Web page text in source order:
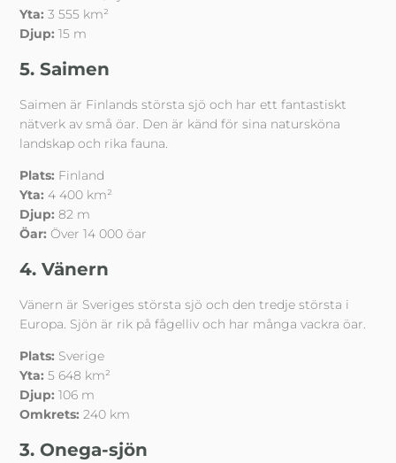
Yta: 3 555 km²
Djup: 15 m
5. Saimen
Saimen är Finlands största sjö och har ett fantastiskt
nätverk av små öar. Den är känd för sina natursköna
landskap och rika fauna.
Plats: Finland
Yta: 4 400 km²
Djup: 82 m
Öar: Över 14 000 öar
4. Vänern
Vänern är Sveriges största sjö och den tredje största i
Europa. Sjön är rik på fågelliv och har många vackra öar.
Plats: Sverige
Yta: 5 648 km²
Djup: 106 m
Omkrets: 240 km
3. Onega-sjön